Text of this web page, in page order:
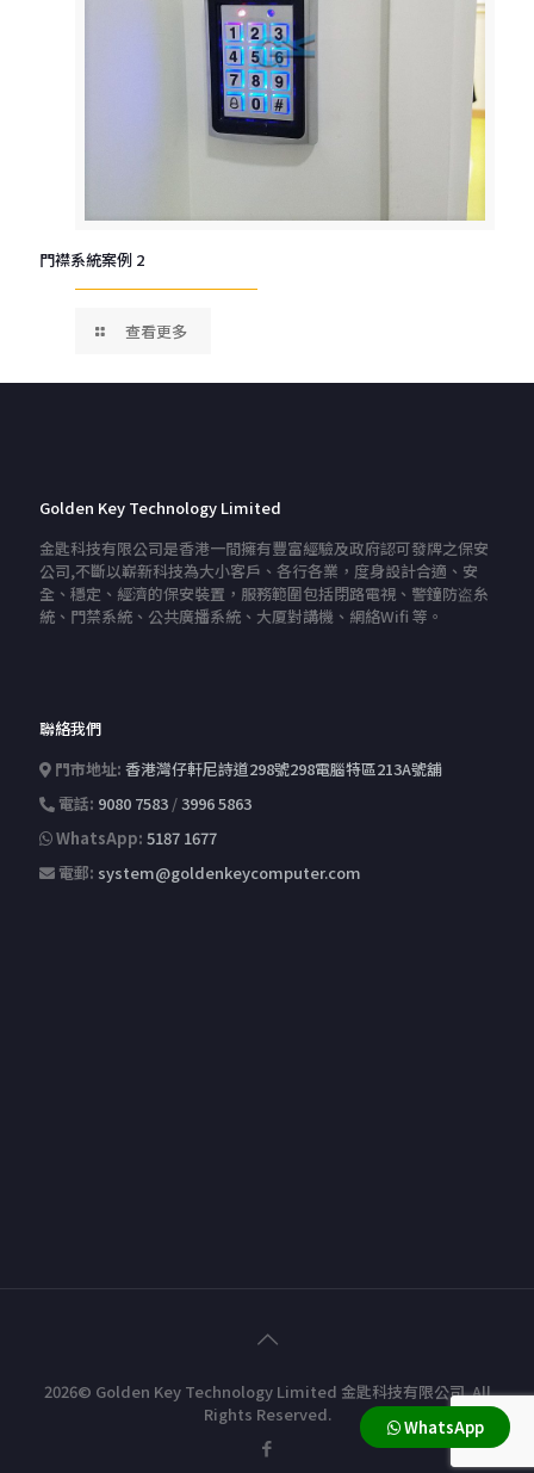
WhatsApp
門襟系統案例 2
查看更多
Golden Key Technology Limited
金匙科技有限公司是香港一間擁有豐富經驗及政府認可發牌之保安
公司,不斷以嶄新科技為大小客戶、各行各業，度身設計合適、安
全、穩定、經濟的保安裝置，服務範圍包括閉路電視、警鐘防盗糸
統、門禁系統、公共廣播系統、大厦對講機、網絡Wifi 等。
聯絡我們
門市地址: 香港灣仔軒尼詩道298號298電腦特區213A號舖
電話: 9080 7583 /3996 5863
WhatsApp: 5187 1677
電郵: system@goldenkeycomputer.com
2026© Golden Key Technology Limited 金匙科技有限公司. All
Rights Reserved.